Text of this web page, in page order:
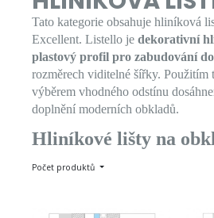
Tato kategorie obsahuje hliníková
Excellent. Listello je dekorativní
plastový profil pro zabudování
rozměrech viditelné šířky. Použitím
výběrem vhodného odstínu
doplnění moderních obkladů.
Hliníkové lišty na
Počet produktů